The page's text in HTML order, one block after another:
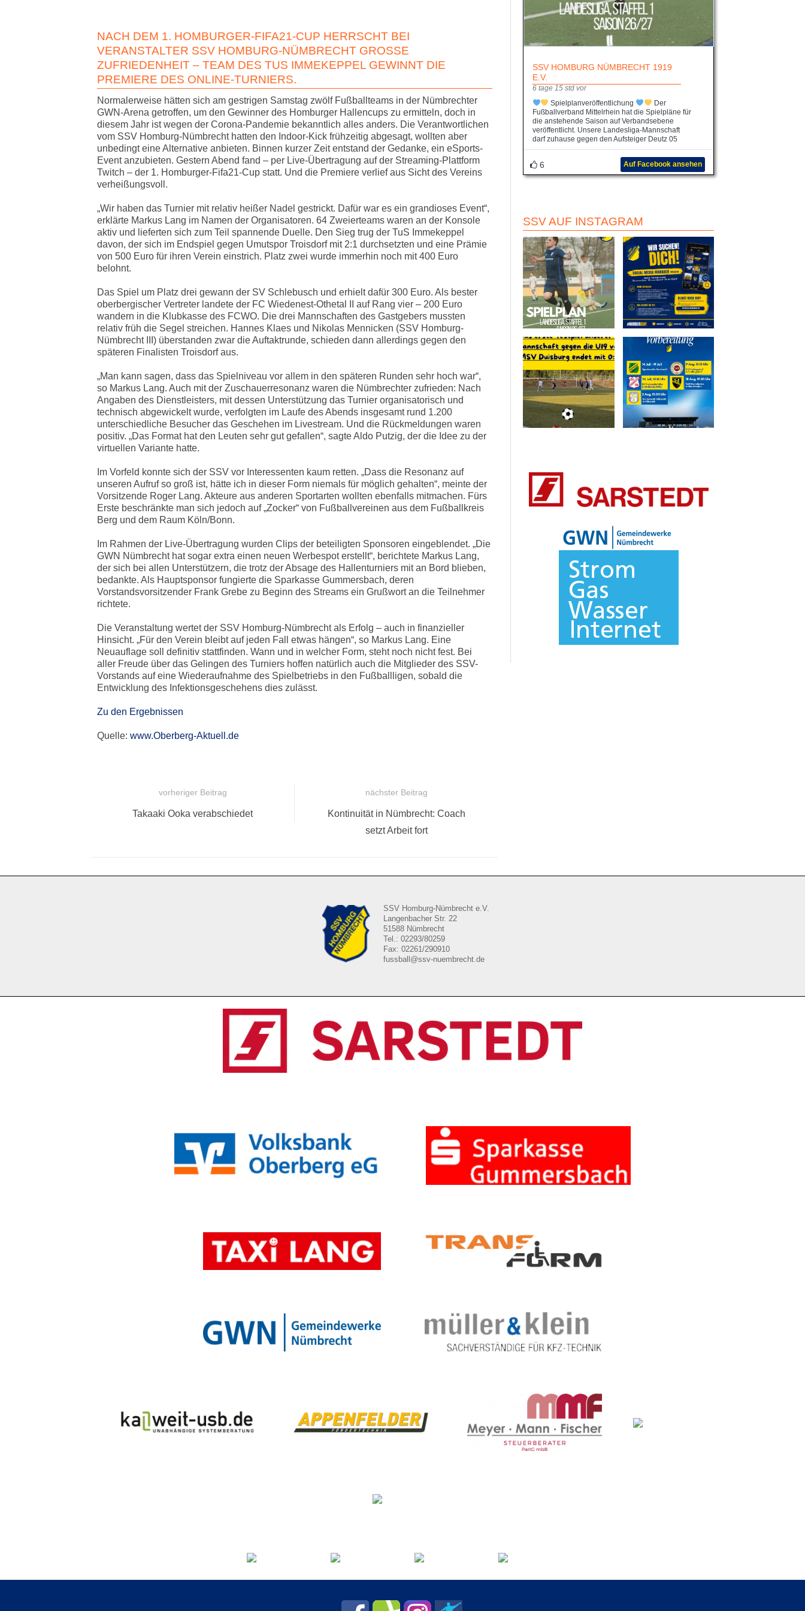
NACH DEM 1. HOMBURGER-FIFA21-CUP HERRSCHT BEI
VERANSTALTER SSV HOMBURG-NÜMBRECHT GROSSE Z
UFRIEDENHEIT – TEAM DES TUS IMMEKEPPEL GEWINNT DIE P
REMIERE DES ONLINE-TURNIERS.
Normalerweise hätten sich am gestrigen Samstag zwölf Fußballteams in der Nümbrechter
GWN-Arena getroffen, um den Gewinner des Homburger Hallencups zu ermitteln, doch in
diesem Jahr ist wegen der Corona-Pandemie bekanntlich alles anders. Die Verantwortlichen
vom SSV Homburg-Nümbrecht hatten den Indoor-Kick frühzeitig abgesagt, wollten aber
unbedingt eine Alternative anbieten. Binnen kurzer Zeit entstand der Gedanke, ein eSports-
Event anzubieten. Gestern Abend fand – per Live-Übertragung auf der Streaming-Plattform
Twitch – der 1. Homburger-Fifa21-Cup statt. Und die Premiere verlief aus Sicht des Vereins
verheißungsvoll.
„Wir haben das Turnier mit relativ heißer Nadel gestrickt. Dafür war es ein grandioses Event“,
erklärte Markus Lang im Namen der Organisatoren. 64 Zweierteams waren an der Konsole
aktiv und lieferten sich zum Teil spannende Duelle. Den Sieg trug der TuS Immekeppel
davon, der sich im Endspiel gegen Umutspor Troisdorf mit 2:1 durchsetzten und eine Prämie
von 500 Euro für ihren Verein einstrich. Platz zwei wurde immerhin noch mit 400 Euro
belohnt.
Das Spiel um Platz drei gewann der SV Schlebusch und erhielt dafür 300 Euro. Als bester
oberbergischer Vertreter landete der FC Wiedenest-Othetal II auf Rang vier – 200 Euro
wandern in die Klubkasse des FCWO. Die drei Mannschaften des Gastgebers mussten
relativ früh die Segel streichen. Hannes Klaes und Nikolas Mennicken (SSV Homburg-
Nümbrecht III) überstanden zwar die Auftaktrunde, schieden dann allerdings gegen den
späteren Finalisten Troisdorf aus.
„Man kann sagen, dass das Spielniveau vor allem in den späteren Runden sehr hoch war“,
so Markus Lang. Auch mit der Zuschauerresonanz waren die Nümbrechter zufrieden: Nach
Angaben des Dienstleisters, mit dessen Unterstützung das Turnier organisatorisch und
technisch abgewickelt wurde, verfolgten im Laufe des Abends insgesamt rund 1.200
unterschiedliche Besucher das Geschehen im Livestream. Und die Rückmeldungen waren
positiv. „Das Format hat den Leuten sehr gut gefallen“, sagte Aldo Putzig, der die Idee zu der
virtuellen Variante hatte.
Im Vorfeld konnte sich der SSV vor Interessenten kaum retten. „Dass die Resonanz auf
unseren Aufruf so groß ist, hätte ich in dieser Form niemals für möglich gehalten“, meinte der
Vorsitzende Roger Lang. Akteure aus anderen Sportarten wollten ebenfalls mitmachen. Fürs
Erste beschränkte man sich jedoch auf „Zocker“ von Fußballvereinen aus dem Fußballkreis
Berg und dem Raum Köln/Bonn.
Im Rahmen der Live-Übertragung wurden Clips der beteiligten Sponsoren eingeblendet. „Die
GWN Nümbrecht hat sogar extra einen neuen Werbespot erstellt“, berichtete Markus Lang,
der sich bei allen Unterstützern, die trotz der Absage des Hallenturniers mit an Bord blieben,
bedankte. Als Hauptsponsor fungierte die Sparkasse Gummersbach, deren
Vorstandsvorsitzender Frank Grebe zu Beginn des Streams ein Grußwort an die Teilnehmer
richtete.
Die Veranstaltung wertet der SSV Homburg-Nümbrecht als Erfolg – auch in finanzieller
Hinsicht. „Für den Verein bleibt auf jeden Fall etwas hängen“, so Markus Lang. Eine
Neuauflage soll definitiv stattfinden. Wann und in welcher Form, steht noch nicht fest. Bei
aller Freude über das Gelingen des Turniers hoffen natürlich auch die Mitglieder des SSV-
Vorstands auf eine Wiederaufnahme des Spielbetriebs in den Fußballligen, sobald die
Entwicklung des Infektionsgeschehens dies zulässt.
Zu den Ergebnissen
Quelle: www.Oberberg-Aktuell.de
vorheriger Beitrag
Vorheriger
Takaaki Ooka verabschiedet
nächster Beitrag
Nächster
Kontinuität in Nümbrecht: Coach
setzt Arbeit fort
SSV HOMBURG NÜMBRECHT 1919
E.V.
6 tage 15 std vor
Spielplanveröffentlichung
Der
Fußballverband Mittelrhein hat die Spielpläne für
die anstehende Saison auf Verbandsebene
veröffentlicht. Unsere Landesliga-Mannschaft
darf zuhause gegen den Aufsteiger Deutz 05
6 Auf Facebook ansehen
SSV AUF INSTAGRAM
SSV Homburg-Nümbrecht e.V.
Langenbacher Str. 22
51588 Nümbrecht
Tel.: 02293/80259
Fax: 02261/290910
fussball@ssv-nuembrecht.de